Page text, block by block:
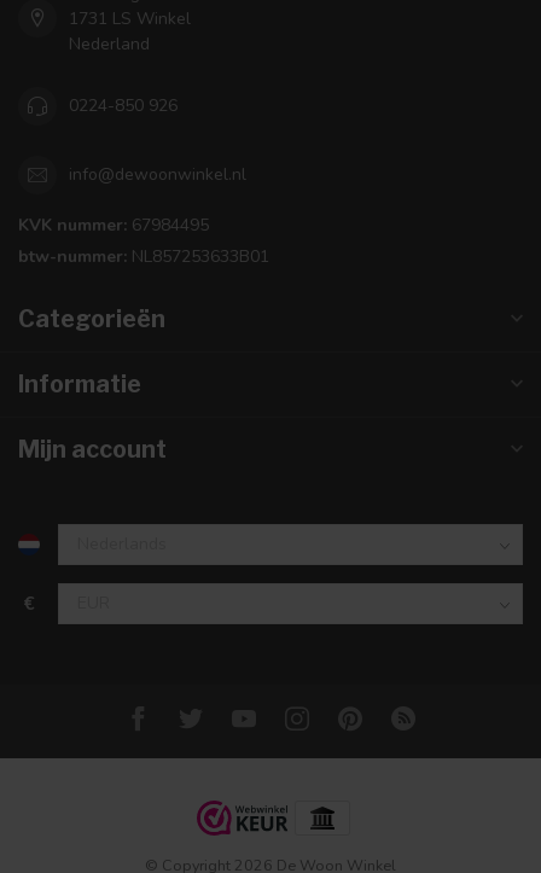
1731 LS Winkel
Nederland
0224-850 926
info@dewoonwinkel.nl
KVK nummer: 67984495
btw-nummer: NL857253633B01
Categorieën
Informatie
Mijn account
€
© Copyright 2026 De Woon Winkel